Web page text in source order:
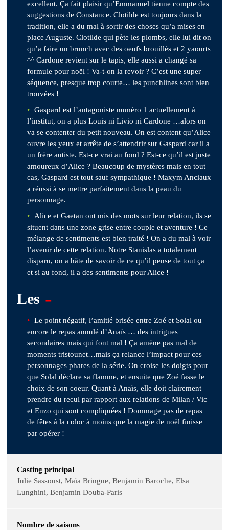
excellent. Ça fait plaisir qu’Emmanuel tienne compte des
suggestions de Constance. Clotilde est toujours dans la
tradition, elle a du mal à sortir des choses qu’a mises en
place Auguste. Clotilde qui pète les plombs, elle lui dit on
qu’a faire un brunch avec des oeufs brouillés et 2 yaourts
^^ Cardone revient sur le tapis, elle aussi a changé sa
formule pour noël ! Va-t-on la revoir ? C’est une super
séquence, presque trop courte… les punchlines sont bien
trouvées !
Gaspard est l’antagoniste numéro 1 actuellement à
l’institut, on a plus Louis ni Livio ni Cardone …alors on
va se contenter du petit nouveau. On est content qu’Alice
ouvre les yeux et arrête de s’attendrir sur Gaspard car il a
un frère autiste. Est-ce vrai au fond ? Est-ce qu’il est juste
amoureux d’Alice ? Beaucoup de mystères mais en tout
cas, Gaspard est tout sauf sympathique ! Maxym Anciaux
a réussi à se mettre parfaitement dans la peau du
personnage.
Alice et Gaetan ont mis des mots sur leur relation, ils se
situent dans une zone grise entre couple et aventure ! Ce
mélange de sentiments est bien traité ! On a du mal à voir
l’avenir de cette relation. Notre Stanislas a totalement
disparu, on a hâte de savoir de ce qu’il pense de tout ça
et si au fond, il a des sentiments pour Alice !
Les -
Le point négatif, l’amitié brisée entre Zoé et Solal ou
encore le repas annulé d’Anaïs … des intrigues
secondaires mais qui font mal ! Ça amène pas mal de
moments tristounet…mais ça relance l’impact pour ces
personnages phares de la série. On croise les doigts pour
que Solal déclare sa flamme, et ensuite que Zoé fasse le
choix de son coeur. Quant à Anaïs, elle doit clairement
prendre du recul par rapport aux relations de Milan / Vic
et Enzo qui sont compliquées ! Dommage pas de repas
de fêtes à la coloc à moins que la magie de noël finisse
par opérer !
Casting principal
Julie Sassoust, Maïa Bringue, Benjamin Baroche, Elsa
Lunghini, Benjamin Douba-Paris
Nombre de saisons